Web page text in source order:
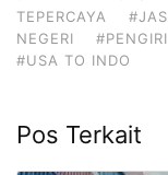
TEPERCAYA
NEGERI
#USA TO INDO
Pos Terkait